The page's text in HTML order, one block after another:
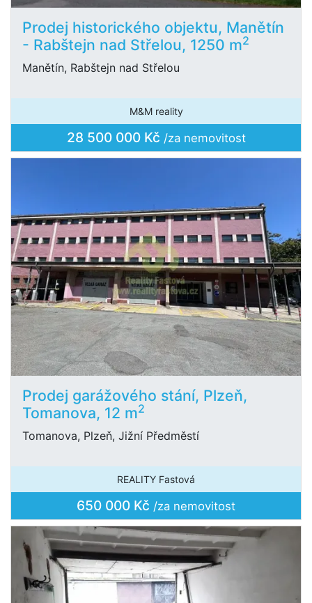
Prodej historického objektu, Manětín
- Rabštejn nad Střelou, 1250 m2
Manětín, Rabštejn nad Střelou
M&M reality
28 500 000 Kč /za nemovitost
Prodej garážového stání, Plzeň,
Tomanova, 12 m2
Tomanova, Plzeň, Jižní Předměstí
REALITY Fastová
650 000 Kč /za nemovitost